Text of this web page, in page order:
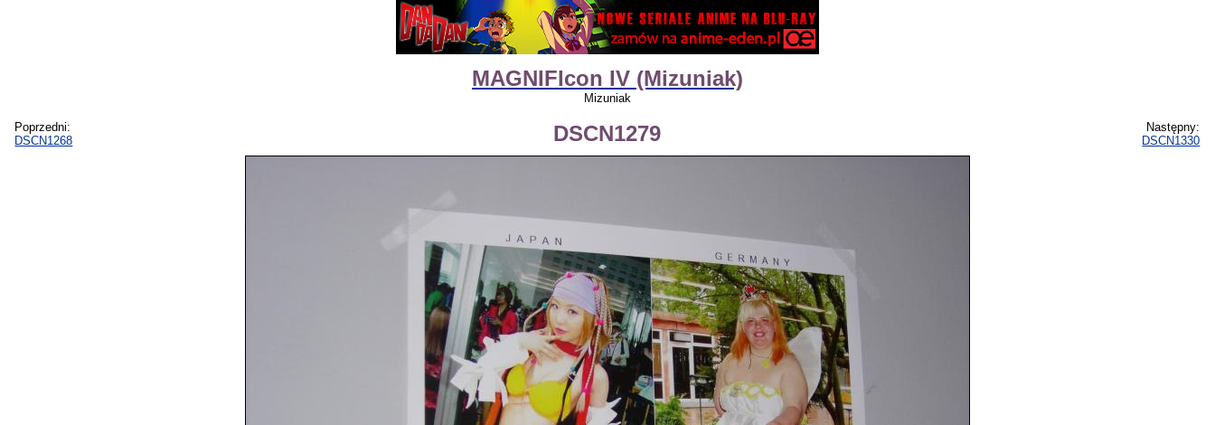
MAGNIFIcon IV (Mizuniak)
Mizuniak
Poprzedni:
DSCN1268
DSCN1279
Następny:
DSCN1330